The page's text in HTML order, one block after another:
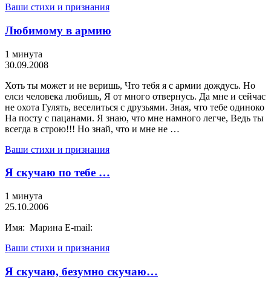
Ваши стихи и признания
Любимому в армию
1 минута
30.09.2008
Хоть ты может и не веришь, Что тебя я с армии дождусь. Но
елси человека любишь, Я от много отвернусь. Да мне и сейчас
не охота Гулять, веселиться с друзьями. Зная, что тебе одиноко
На посту с пацанами. Я знаю, что мне намного легче, Ведь ты
всегда в строю!!! Но знай, что и мне не …
Ваши стихи и признания
Я скучаю по тебе …
1 минута
25.10.2006
Имя: Марина E-mail:
Ваши стихи и признания
Я скучаю, безумно скучаю…